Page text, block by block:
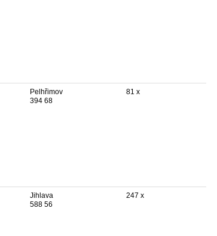
Pelhřimov
394 68
81 x
Jihlava
588 56
247 x